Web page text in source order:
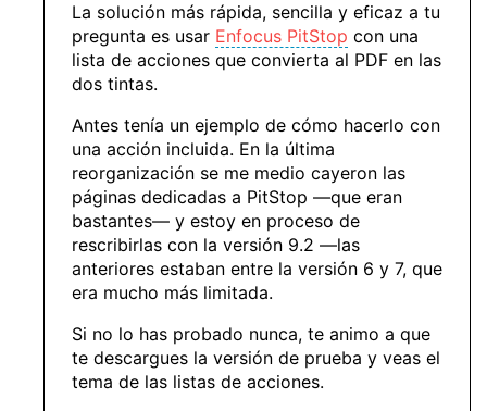
La solución más rápida, sencilla y eficaz a tu
pregunta es usar Enfocus PitStop con una
lista de acciones que convierta al PDF en las
dos tintas.
Antes tenía un ejemplo de cómo hacerlo con
una acción incluida. En la última
reorganización se me medio cayeron las
páginas dedicadas a PitStop —que eran
bastantes— y estoy en proceso de
rescribirlas con la versión 9.2 —las
anteriores estaban entre la versión 6 y 7, que
era mucho más limitada.
Si no lo has probado nunca, te animo a que
te descargues la versión de prueba y veas el
tema de las listas de acciones.